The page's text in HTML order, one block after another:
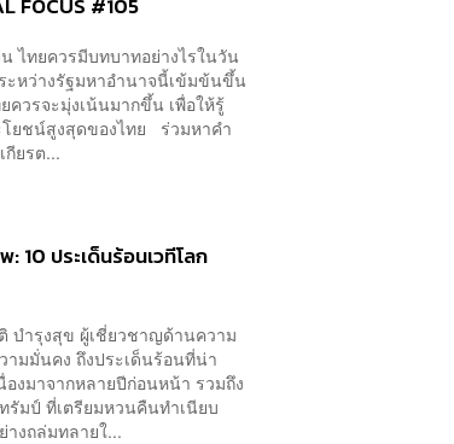
FOCUS #105
ไทยควรมีบทบาทอย่างไรในวัน
หว่างรัฐมหาอำนาจนี้เข้มข้นขึ้น
วรจะมุ่งเน้นมากขึ้น เพื่อให้รู้
โยชน์สูงสุดของไทย ร่วมหาคำ
ยรต...
10 ประเด็นร้อนเวทีโลก
บำรุงสุข ผู้เชี่ยวชาญด้านความ
มมั่นคง ถึงประเด็นร้อนที่น่า
องมาจากหลายปีก่อนหน้า รวมถึง
มป์ ที่เตรียมหวนคืนทำเนียบ
งถล่มทลายใ...